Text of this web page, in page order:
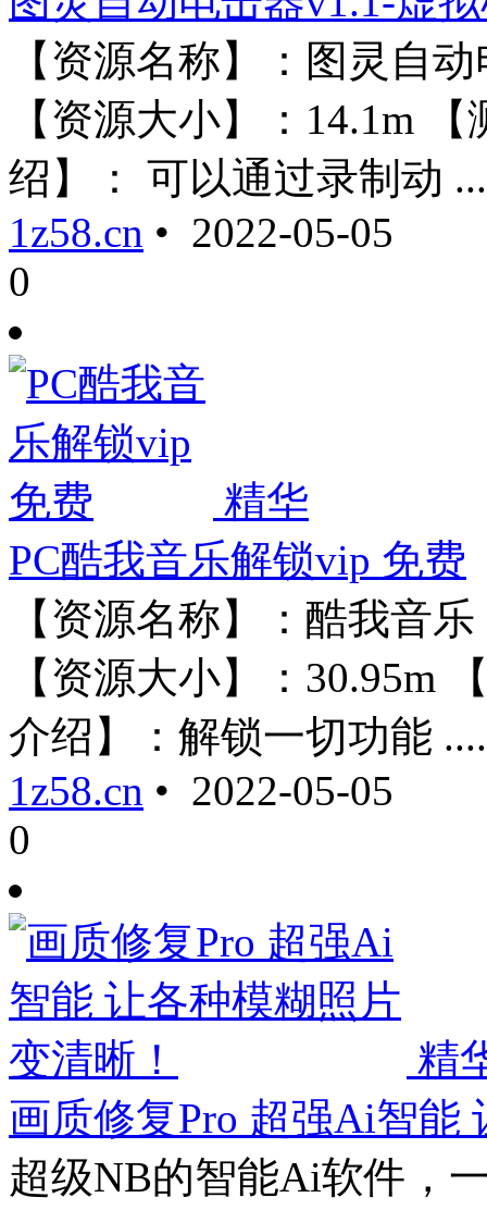
【资源名称】：图灵自
【资源大小】：14.1m
绍】： 可以通过录制动
1z58.cn • 2022-05-05
0
精华
PC酷我音乐解锁vip 免费
【资源名称】：酷我音
【资源大小】：30.95m
介绍】：解锁一切功能
1z58.cn • 2022-05-05
0
精
画质修复Pro 超强Ai智能
超级NB的智能Ai软件，